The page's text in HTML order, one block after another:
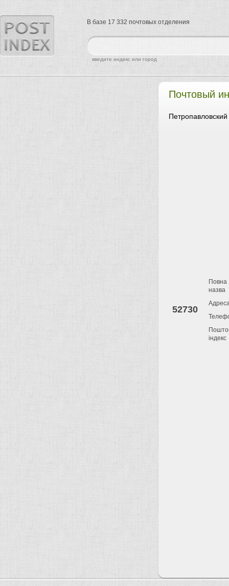
Почтовый
52730
Повна
назва
індекс
найти
введите индекс или город
В базе 17 332 почтовых отделения